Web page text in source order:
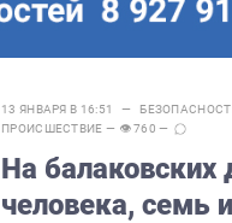
13 ЯНВАРЯ В 16:51 —
ПРОИСШЕСТВИЕ — 👁 760 —
На балаковских
человека, семь